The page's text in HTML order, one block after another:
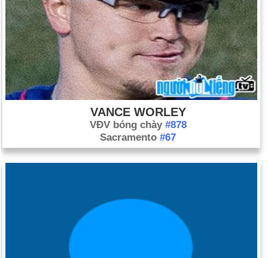
VANCE WORLEY
VĐV bóng chày #878
Sacramento #67